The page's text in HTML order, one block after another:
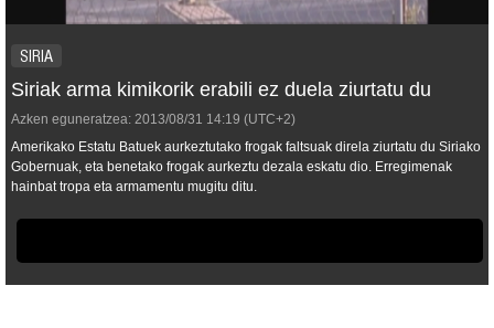
SIRIA
Siriak arma kimikorik erabili ez duela ziurtatu du
Azken eguneratzea: 2013/08/31 14:19 (UTC+2)
Amerikako Estatu Batuek aurkeztutako frogak faltsuak direla ziurtatu du Siriako
Gobernuak, eta benetako frogak aurkeztu dezala eskatu dio. Erregimenak
hainbat tropa eta armamentu mugitu ditu.